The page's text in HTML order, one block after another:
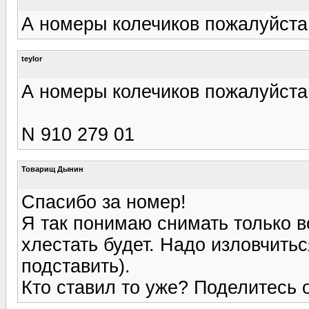
А номеры колечиков
teylor
А номеры колечиков
N 910 279 01
Товарищ Дынин
Спасибо за номер!
Я так понимаю снимать только
хлестать будет. Надо
подставить).
Кто ставил то уже?